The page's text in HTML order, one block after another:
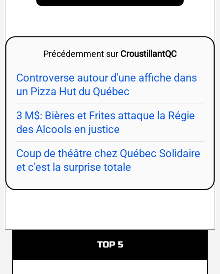
Précédemment sur CroustillantQC
Controverse autour d'une affiche dans
un Pizza Hut du Québec
3 M$: Bières et Frites attaque la Régie
des Alcools en justice
Coup de théâtre chez Québec Solidaire
et c'est la surprise totale
TOP 5